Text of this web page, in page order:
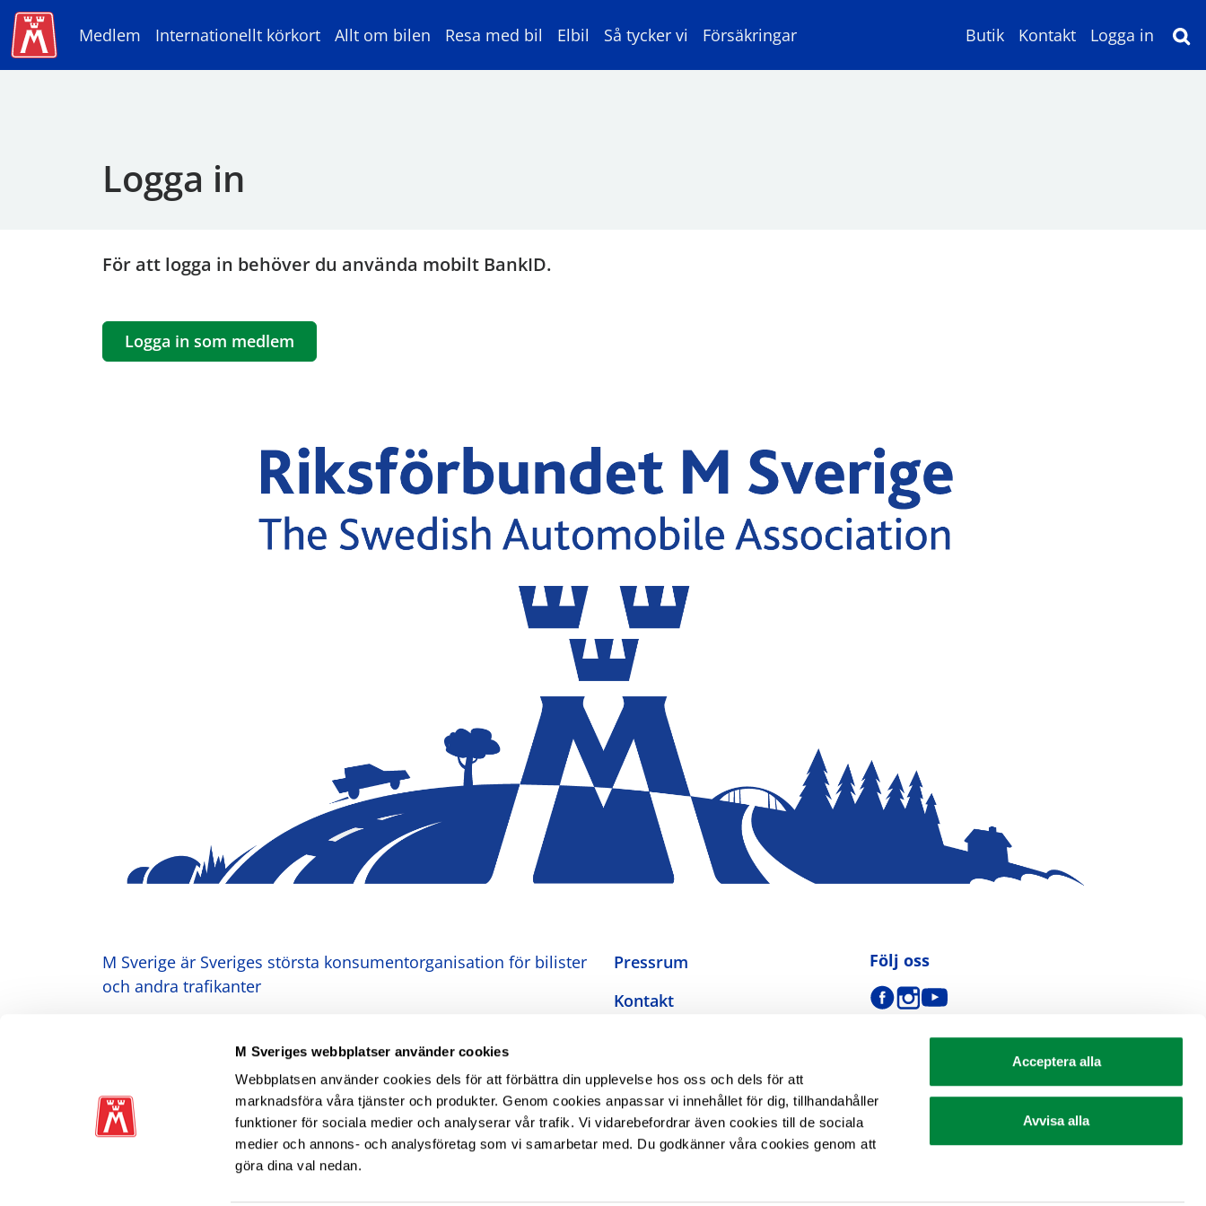
M Sveriges webbplatser använder cookies
Webbplatsen använder cookies dels för att förbättra din upplevelse hos oss och dels för att
marknadsföra våra tjänster och produkter. Genom cookies anpassar vi innehållet för dig, tillhandahåller
funktioner för sociala medier och analyserar vår trafik. Vi vidarebefordrar även cookies till de sociala
medier och annons- och analysföretag som vi samarbetar med. Du godkänner våra cookies genom att
göra dina val nedan.
Acceptera alla
Avvisa alla
Medlem Internationellt körkort Allt om bilen Resa med bil Elbil Så tycker vi Försäkringar Butik Kontakt Logga in
Logga in
För att logga in behöver du använda mobilt BankID.
Logga in som medlem
M Sverige är Sveriges största konsumentorganisation för bilister
och andra trafikanter
Pressrum
Kontakt
Integritetspolicy
Inställningar för cookies
Tillgänglighetsredogörelse
Följ oss